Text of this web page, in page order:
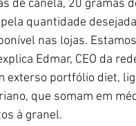
de canela, 20
quantidade
nas lojas.
Edmar, CEO da
exterso portfólio diet,
que somam em
à granel.